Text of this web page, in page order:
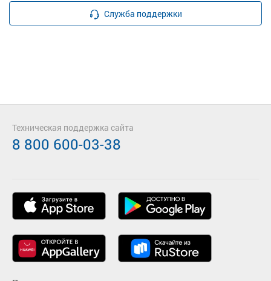
Служба поддержки
Техническая поддержка сайта
8 800 600-03-38